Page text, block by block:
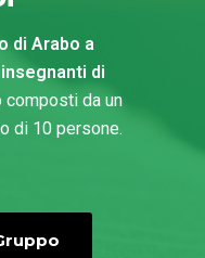
di Arabo a
insegnanti di
composti da un
di 10 persone.